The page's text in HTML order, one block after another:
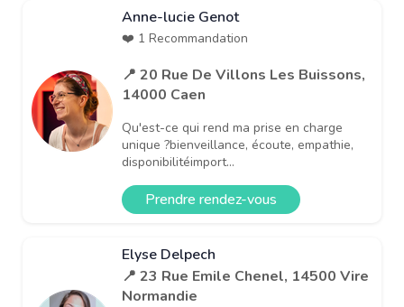
Anne-lucie Genot
❤️ 1 Recommandation
📍 20 Rue De Villons Les Buissons,
14000 Caen
Qu'est-ce qui rend ma prise en charge
unique ?bienveillance, écoute, empathie,
disponibilitéimport...
Prendre rendez-vous
Elyse Delpech
📍 23 Rue Emile Chenel, 14500 Vire
Normandie